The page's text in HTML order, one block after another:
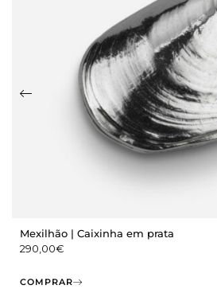
Mexilhão | Caixinha em prata
290,00€
COMPRAR